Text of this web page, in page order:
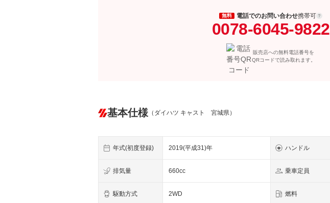
無料 電話でのお問い合わせ携帯可
0078-6045-9822
販売店への無料電話番号を
QRコードで読み取れます。
基本仕様 （ダイハツ キャスト 宮城県）
年式(初度登録) 2019(平成31)年 ハンドル
排気量 660cc 乗車定員
駆動方式 2WD 燃料